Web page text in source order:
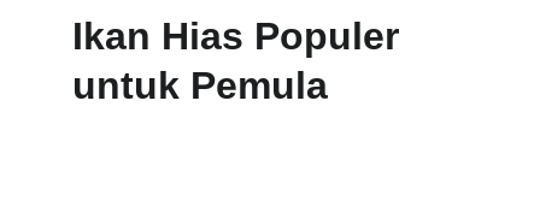
Ikan Hias Populer
untuk Pemula